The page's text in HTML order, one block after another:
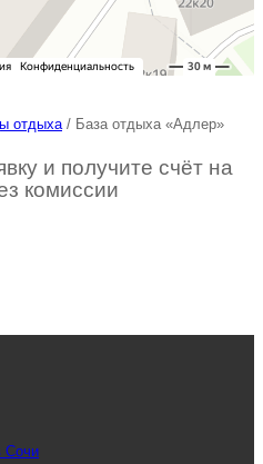
отдыха/ База отдыха «Адлер»
и получите счёт на
комиссии
Сочи